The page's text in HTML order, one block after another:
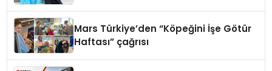
Mars Türkiye’den “Köpeğini İşe Götür
Haftası” çağrısı